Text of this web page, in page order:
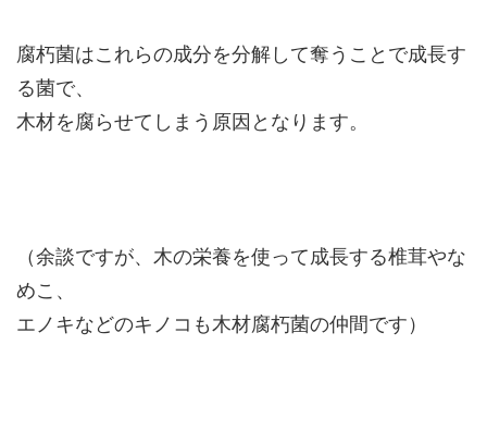
腐朽菌はこれらの成分を分解して奪うことで成長す
る菌で、
木材を腐らせてしまう原因となります。
（余談ですが、木の栄養を使って成長する椎茸やな
めこ、
エノキなどのキノコも木材腐朽菌の仲間です）